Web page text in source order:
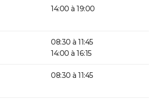
14:00 à 19:00
08:30 à 11:45
14:00 à 16:15
08:30 à 11:45